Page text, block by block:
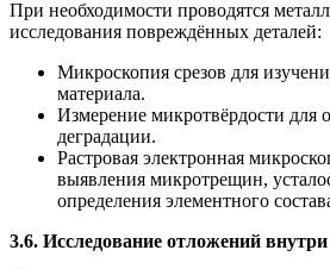
При необходимости проводятся
исследования повреждённых деталей:
Микроскопия срезов для
материала.
Измерение микротвёрдости для
деградации.
Растровая электронная
выявления микротрещин,
определения элементного
3.6. Исследование отложений